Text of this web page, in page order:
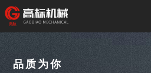
品质为你